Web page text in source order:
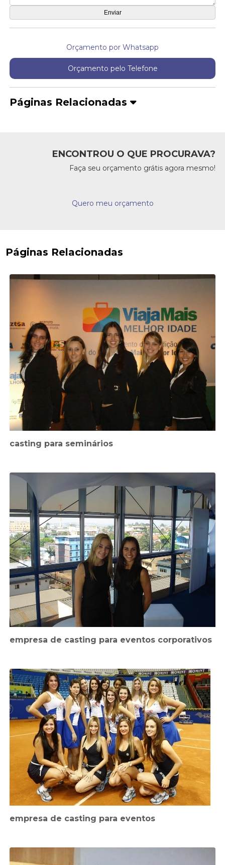
Orçamento por Whatsapp
Orçamento pelo Telefone
Páginas Relacionadas
ENCONTROU O QUE PROCURAVA?
Faça seu orçamento grátis agora mesmo!
Quero meu orçamento
Páginas Relacionadas
casting para seminários
empresa de casting para eventos corporativos
empresa de casting para eventos